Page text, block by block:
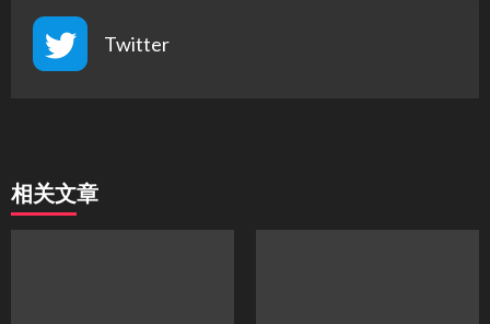
Twitter
相关文章